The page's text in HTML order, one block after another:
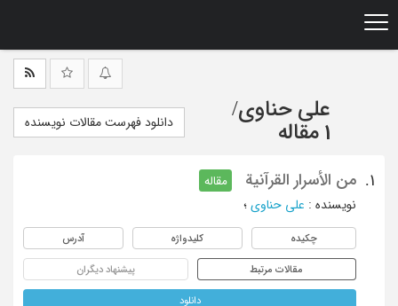
علی حناوی/
1 مقاله
دانلود فهرست مقالات نویسنده
1. من الأسرار القرآنیة
مقاله
نویسنده : علی حناوی ؛
چکیده کلیدواژه آدرس
مقالات مرتبط پیشنهاد دیگران
دانلود